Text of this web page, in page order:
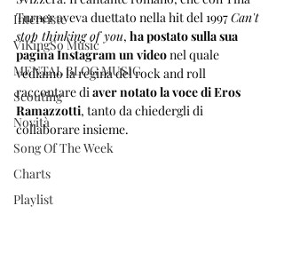
Interviste
ViKingSo Music
MENTAL BLOG MUSIC
Scouting
Novità
Song Of The Week
Charts
Playlist
Turner aveva duettato nella hit del 1997 Can't
stop thinking of you, ha postato sulla sua
pagina Instagram un video nel quale
vediamo la regina del rock and roll
raccontare di aver notato la voce di Eros
Ramazzotti, tanto da chiedergli di
collaborare insieme.